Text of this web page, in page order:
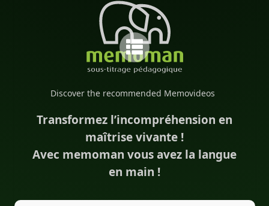
#sous-titresenfrançais
#Двуязычный
#Двуязычныесубтитры
#Bilingue
#sous-titresbilingues
#compréhensionoralederusse
#Translation
#ИИ
#Traduction
#IA
#EdTech
#eLearning
#Перевод
Discover the recommended Memovideos
Transformez l’incompréhension en
maîtrise vivante !
Avec memoman vous avez la langue
en main !